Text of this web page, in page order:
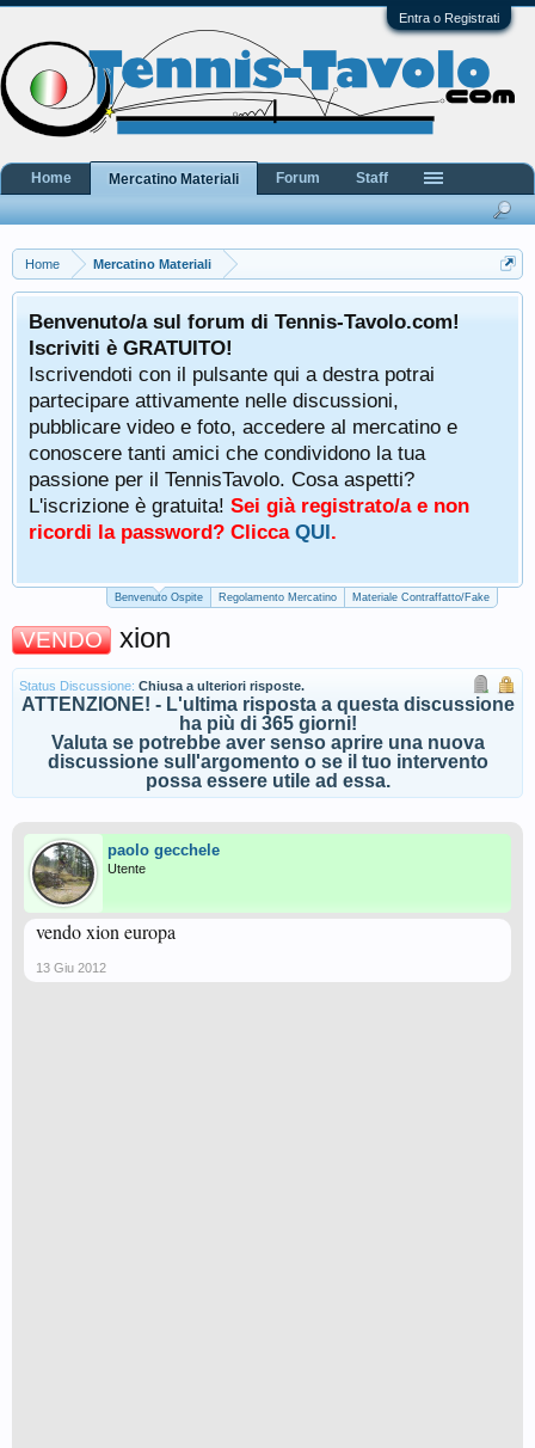
Entra o Registrati
Home Mercatino Materiali
Benvenuto/a sul forum di Tennis-Tavolo.com!
Iscriviti è GRATUITO!
Iscrivendoti con il pulsante qui a destra potrai
partecipare attivamente nelle discussioni,
pubblicare video e foto, accedere al mercatino e
conoscere tanti amici che condividono la tua
passione per il TennisTavolo. Cosa aspetti?
L'iscrizione è gratuita! Sei già registrato/a e non
ricordi la password? Clicca QUI.
Benvenuto Ospite Regolamento Mercatino Materiale Contraffatto/Fake
VENDO xion
Status Discussione: Chiusa a ulteriori risposte.
ATTENZIONE! - L'ultima risposta a questa discussione
ha più di 365 giorni!
Valuta se potrebbe aver senso aprire una nuova
discussione sull'argomento o se il tuo intervento
possa essere utile ad essa.
paolo gecchele
Utente
vendo xion europa
13 Giu 2012
Home Mercatino Materiali Forum Staff